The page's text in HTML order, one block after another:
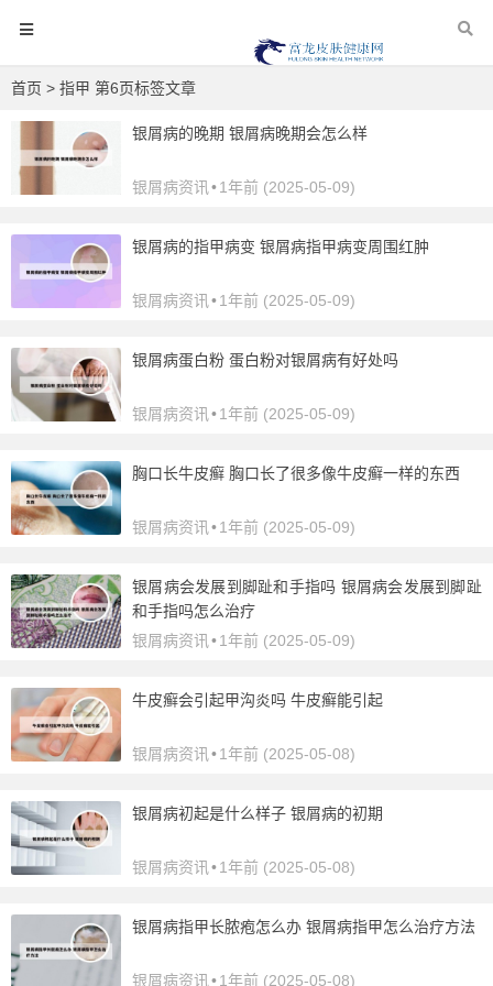
首页 > 指甲 第6页标签文章
银屑病的晚期 银屑病晚期会怎么样
银屑病资讯 •1年前 (2025-05-09)
银屑病的指甲病变 银屑病指甲病变周围红肿
银屑病资讯 •1年前 (2025-05-09)
银屑病蛋白粉 蛋白粉对银屑病有好处吗
银屑病资讯 •1年前 (2025-05-09)
胸口长牛皮癣 胸口长了很多像牛皮癣一样的东西
银屑病资讯 •1年前 (2025-05-09)
银屑病会发展到脚趾和手指吗 银屑病会发展到脚趾
和手指吗怎么治疗
银屑病资讯 •1年前 (2025-05-09)
牛皮癣会引起甲沟炎吗 牛皮癣能引起
银屑病资讯 •1年前 (2025-05-08)
银屑病初起是什么样子 银屑病的初期
银屑病资讯 •1年前 (2025-05-08)
银屑病指甲长脓疱怎么办 银屑病指甲怎么治疗方法
银屑病资讯 •1年前 (2025-05-08)